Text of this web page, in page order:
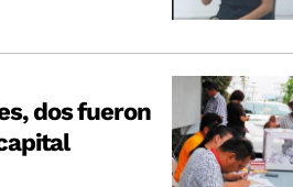
dos fueron